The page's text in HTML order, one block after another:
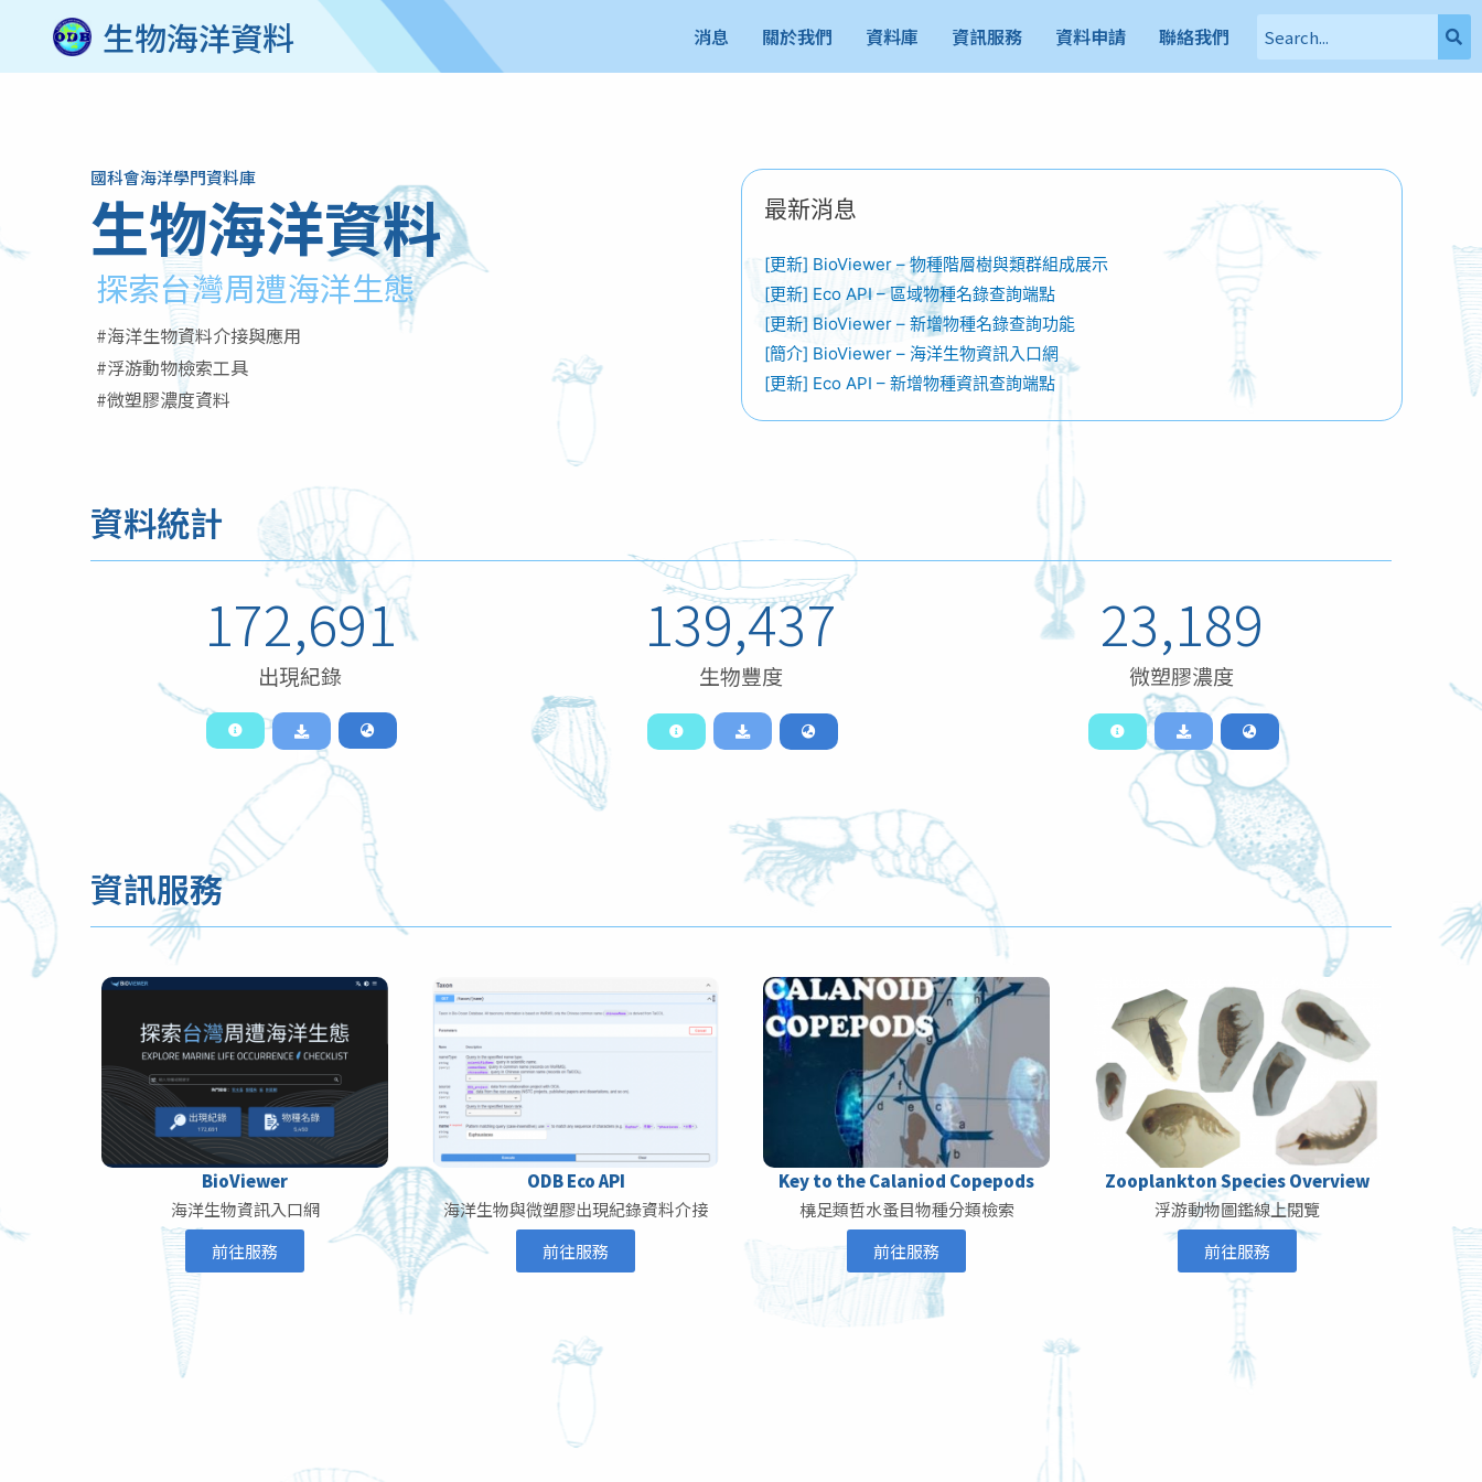
生物海洋資料 消息 關於我們 資料庫 資訊服務 資料申請 聯絡我們
國科會海洋學門資料庫
生物海洋資料
探索台灣周遭海洋生態
#海洋生物資料介接與應用
#浮游動物檢索工具
#微塑膠濃度資料
最新消息
[更新] BioViewer – 物種階層樹與類群組成展示
[更新] Eco API – 區域物種名錄查詢端點
[更新] BioViewer – 新增物種名錄查詢功能​
[簡介] BioViewer – 海洋生物資訊入口網​
[更新] Eco API – 新增物種資訊查詢端點
資料統計
172,691
出現紀錄
139,437
生物豐度
23,189
微塑膠濃度
資訊服務
BioViewer
海洋生物資訊入口網
前往服務
ODB Eco API
海洋生物與微塑膠出現紀錄資料介接
前往服務
Key to the Calaniod Copepods
橈足類哲水蚤目物種分類檢索
前往服務
Zooplankton Species Overview
浮游動物圖鑑線上閱覽
前往服務